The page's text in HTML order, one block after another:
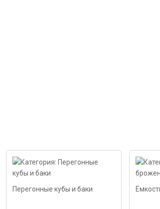
Перегонные кубы и баки